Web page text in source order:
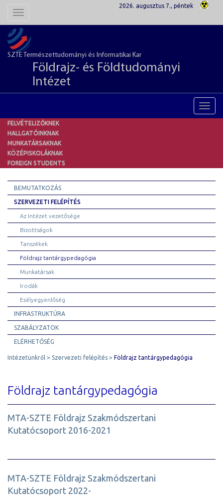
Toggle
2026. augusztus 7., péntek
SZTE Természettudományi és Informatikai Kar
Földrajz- és Földtudományi
Intézet
FELVÉTELIZŐKNEK
HALLGATÓINKNAK
MUNKATÁRSAKNAK
KÖZÉPISKOLÁKNAK
FOREIGN STUDENTS
BEMUTATKOZÁS
SZERVEZETI FELÉPÍTÉS
Az Intézet vezetősége
Bizottságok
Tanszékek
Földrajz tantárgypedagógia
Munkatársak
Irodák
Esélyegyenlőség
INFRASTRUKTÚRA
SZABÁLYZATOK
ELÉRHETŐSÉG
Intézetünkről Szervezeti felépítés Földrajz tantárgypedagógia
Földrajz tantárgypedagógia
MTA-SZTE Földrajz Szakmódszertani
Kutatócsoport 2016-2021
MTA-SZTE Földrajz Szakmódszertani
Kutatócsoport 2022-